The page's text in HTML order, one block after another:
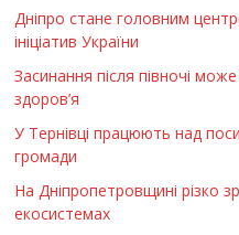
Дніпро стане головним
ініціатив України
Засинання після півночі
здоров’я
У Тернівці працюють над
громади
На Дніпропетровщині різко
екосистемах